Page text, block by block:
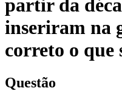
partir da
inseriram na
correto o que
Questão